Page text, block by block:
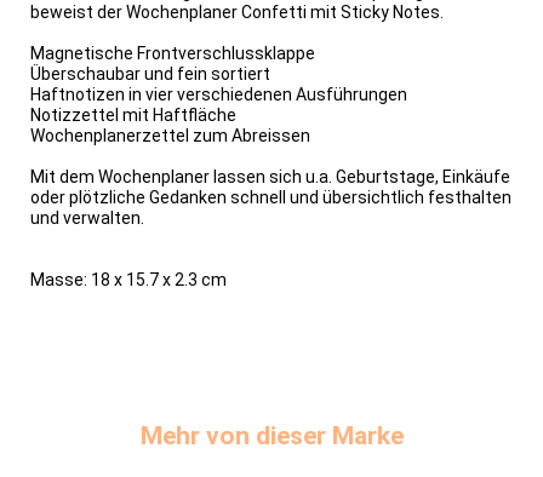
beweist der Wochenplaner Confetti mit Sticky Notes.
Magnetische Frontverschlussklappe
Überschaubar und fein sortiert
Haftnotizen in vier verschiedenen Ausführungen
Notizzettel mit Haftfläche
Wochenplanerzettel zum Abreissen
Mit dem Wochenplaner lassen sich u.a. Geburtstage, Einkäufe
oder plötzliche Gedanken schnell und übersichtlich festhalten
und verwalten.
Masse: 18 x 15.7 x 2.3 cm
Mehr von dieser Marke